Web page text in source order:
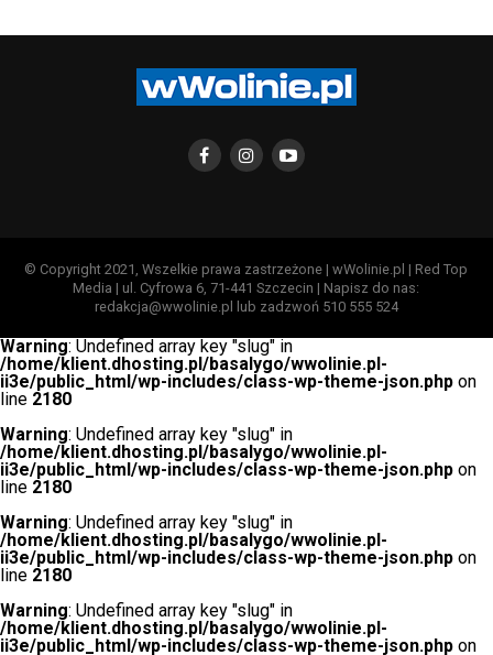
© Copyright 2021, Wszelkie prawa zastrzeżone | wWolinie.pl | Red Top
Media | ul. Cyfrowa 6, 71-441 Szczecin | Napisz do nas:
redakcja@wwolinie.pl lub zadzwoń 510 555 524
Warning: Undefined array key "slug" in
/home/klient.dhosting.pl/basalygo/wwolinie.pl-
ii3e/public_html/wp-includes/class-wp-theme-json.php on
line 2180
Warning: Undefined array key "slug" in
/home/klient.dhosting.pl/basalygo/wwolinie.pl-
ii3e/public_html/wp-includes/class-wp-theme-json.php on
line 2180
Warning: Undefined array key "slug" in
/home/klient.dhosting.pl/basalygo/wwolinie.pl-
ii3e/public_html/wp-includes/class-wp-theme-json.php on
line 2180
Warning: Undefined array key "slug" in
/home/klient.dhosting.pl/basalygo/wwolinie.pl-
ii3e/public_html/wp-includes/class-wp-theme-json.php on